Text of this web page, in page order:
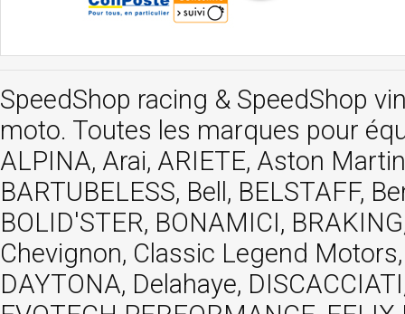
SpeedShop racing & SpeedShop
moto. Toutes les marques pour
ALPINA, Arai, ARIETE, Aston
BARTUBELESS, Bell, BELSTAFF,
BOLID'STER, BONAMICI,
Chevignon, Classic Legend
DAYTONA, Delahaye,